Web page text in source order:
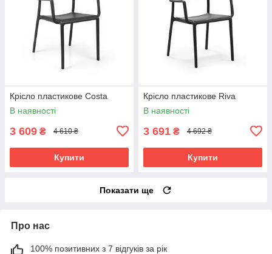
Крісло пластикове Costa
В наявності
3 609 ₴ 4 610 ₴
Купити
Крісло пластикове Riva
В наявності
3 691 ₴ 4 692 ₴
Купити
Показати ще
Про нас
100% позитивних з 7 відгуків за рік